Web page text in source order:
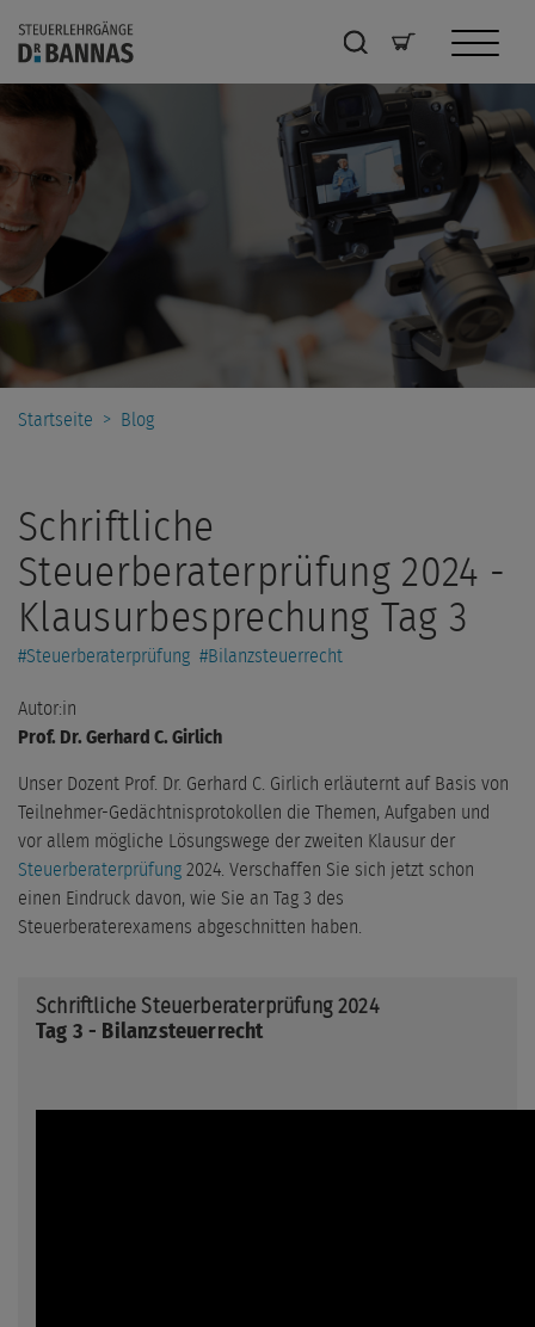
Startseite > Blog
Schriftliche
Steuerberaterprüfung 2024 -
Klausurbesprechung Tag 3
#Steuerberaterprüfung #Bilanzsteuerrecht
Autor:in
Prof. Dr. Gerhard C. Girlich
Unser Dozent Prof. Dr. Gerhard C. Girlich erläuternt auf Basis von
Teilnehmer-Gedächtnisprotokollen die Themen, Aufgaben und
vor allem mögliche Lösungswege der zweiten Klausur der
Steuerberaterprüfung 2024. Verschaffen Sie sich jetzt schon
einen Eindruck davon, wie Sie an Tag 3 des
Steuerberaterexamens abgeschnitten haben.
Schriftliche Steuerberaterprüfung 2024
Tag 3 - Bilanzsteuerrecht